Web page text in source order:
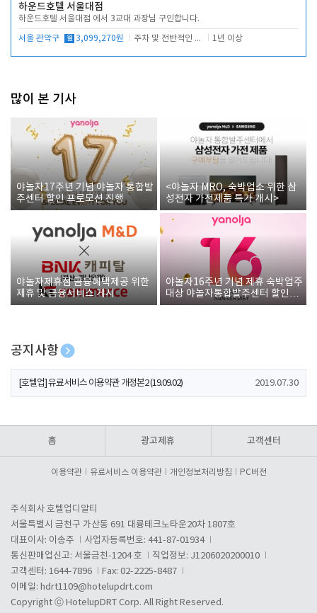
하운드호텔 서울대점
하운드호텔 서울대점 에서 3교대 과장님 구인합니다.
서울 관악구 월 3,099,270원 주차 및 전반적인 당번업무 1년 이상
많이 본 기사
야놀자17주년 기념 야놀자 통합발
주센터 할인 프로모션 진행
<야놀자 MRO, 숙박업소 위한 삼
성전자 가전제품 특가 개시>
야놀자제휴점 금융혜택제공 위한
제휴 및 금융서비스 게시
야놀자16주년 기념 제휴 숙박업주
대상 야놀자통합발주센터 할인쿠
폰 증정
공지사항
[호텔업] 개인정보 처리방침 개정본1 (19.09.02)
[호텔업] 유료서비스 이용약관 개정본2 (19.09.02) 2019.07.30
홈 광고제휴 고객센터
이용약관 유료서비스 이용약관 개인정보처리방침 PC버전
주식회사 호텔업디알티
서울특별시 금천구 가산동 691 대륭테크노타운20차 1807호
대표이사: 이송주
사업자등록번호: 441-87-01934
통신판매업신고: 서울금천-1204 호
직업정보: J1206020200010
고객센터: 1644-7896
Fax: 02-2225-8487
이메일: hdrt1109@hotelupdrt.com
Copyright ⓒ HotelupDRT Corp. All Right Reserved.